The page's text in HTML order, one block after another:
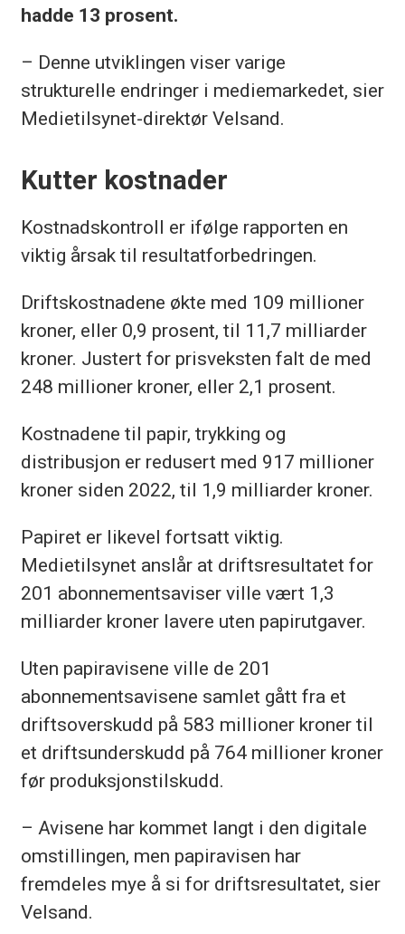
hadde 13 prosent.
– Denne utviklingen viser varige
strukturelle endringer i mediemarkedet, sier
Medietilsynet-direktør Velsand.
Kutter kostnader
Kostnadskontroll er ifølge rapporten en
viktig årsak til resultatforbedringen.
Driftskostnadene økte med 109 millioner
kroner, eller 0,9 prosent, til 11,7 milliarder
kroner. Justert for prisveksten falt de med
248 millioner kroner, eller 2,1 prosent.
Kostnadene til papir, trykking og
distribusjon er redusert med 917 millioner
kroner siden 2022, til 1,9 milliarder kroner.
Papiret er likevel fortsatt viktig.
Medietilsynet anslår at driftsresultatet for
201 abonnementsaviser ville vært 1,3
milliarder kroner lavere uten papirutgaver.
Uten papiravisene ville de 201
abonnementsavisene samlet gått fra et
driftsoverskudd på 583 millioner kroner til
et driftsunderskudd på 764 millioner kroner
før produksjonstilskudd.
– Avisene har kommet langt i den digitale
omstillingen, men papiravisen har
fremdeles mye å si for driftsresultatet, sier
Velsand.